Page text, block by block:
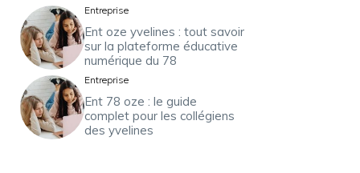
Entreprise
Ent oze yvelines : tout savoir
sur la plateforme éducative
numérique du 78
Entreprise
Ent 78 oze : le guide
complet pour les collégiens
des yvelines